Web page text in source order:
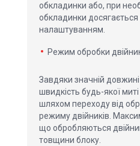
обкладинки або, при
обкладинки
налаштуванням.
Режим обробки
Завдяки значній
швидкість будь-якої
шляхом переходу від
режиму двійників.
що обробляються
товщини блоку.